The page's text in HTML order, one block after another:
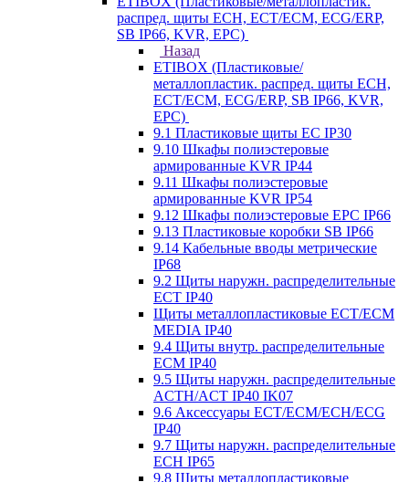
распред. щиты ECH, ECT/ECM, ECG/ERP,
SB IP66, KVR, EPC)
Назад
ETIBOX (Пластиковые/
металлопластик. распред. щиты ECH,
ECT/ECM, ECG/ERP, SB IP66, KVR,
EPC)
9.1 Пластиковые щиты EC IP30
9.10 Шкафы полиэстеровые
армированные KVR IP44
9.11 Шкафы полиэстеровые
армированные KVR IP54
9.12 Шкафы полиэстеровые EPC IP66
9.13 Пластиковые коробки SB IP66
9.14 Кабельные вводы метрические
IP68
9.2 Щиты наружн. распределительные
ECT IP40
Щиты металлопластиковые ECT/ECM
MEDIA IP40
9.4 Щиты внутр. распределительные
ECМ IP40
9.5 Щиты наружн. распределительные
ACTH/ACT IP40 IK07
9.6 Аксессуары ECT/ECM/ECH/ECG
IP40
9.7 Щиты наружн. распределительные
ECH IP65
9.8 Щиты металлопластиковые